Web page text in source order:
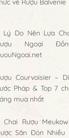
về Rượu Balvenie
Lý Do Nên Lựa
Ngoại
Courvoisier –
Pháp & Top 7
mua nhất
Chai Rượu
Săn Đón Nhiều